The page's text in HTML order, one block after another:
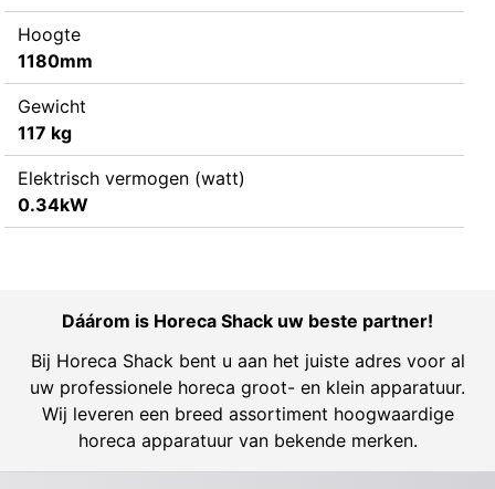
Hoogte
1180mm
Gewicht
117 kg
Elektrisch vermogen (watt)
0.34kW
Dáárom is Horeca Shack uw beste partner!
Bij Horeca Shack bent u aan het juiste adres voor al
uw professionele horeca groot- en klein apparatuur.
Wij leveren een breed assortiment hoogwaardige
horeca apparatuur van bekende merken.